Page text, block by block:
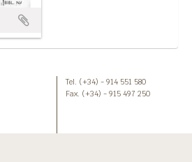
Tel. (+34) - 914 551 580
Fax. (+34) - 915 497 250